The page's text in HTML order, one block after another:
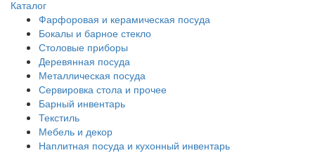
Каталог
Фарфоровая и керамическая посуда
Бокалы и барное стекло
Столовые приборы
Деревянная посуда
Металлическая посуда
Сервировка стола и прочее
Барный инвентарь
Текстиль
Мебель и декор
Наплитная посуда и кухонный инвентарь